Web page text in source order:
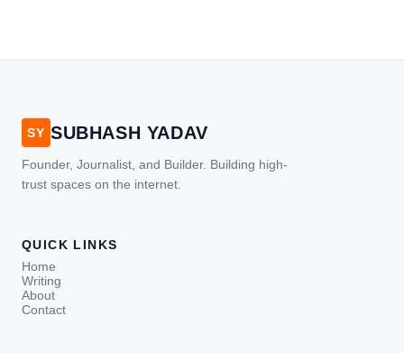
SY SUBHASH YADAV
Founder, Journalist, and Builder. Building high-
trust spaces on the internet.
QUICK LINKS
Home
Writing
About
Contact